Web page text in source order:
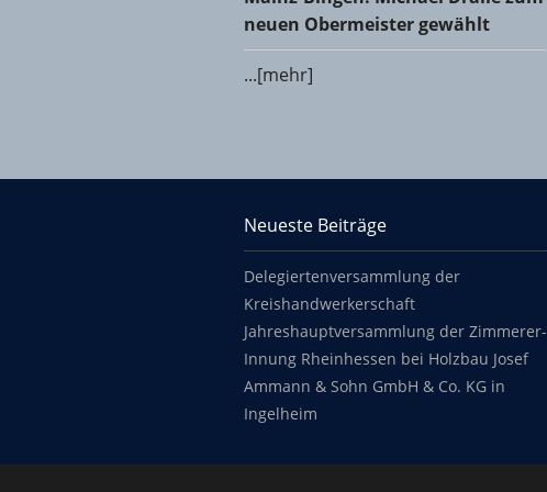
neuen Obermeister gewählt
...[mehr]
Footer content
Neueste Beiträge
Delegiertenversammlung der
Kreishandwerkerschaft
Jahreshauptversammlung der Zimmerer-
Innung Rheinhessen bei Holzbau Josef
Ammann & Sohn GmbH & Co. KG in
Ingelheim